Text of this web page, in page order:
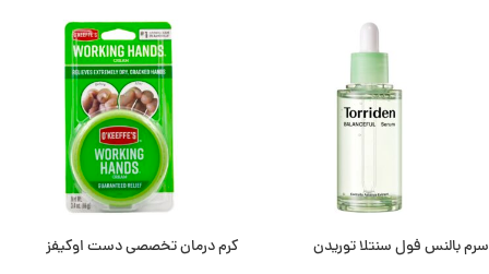
سرم بالنس فول سنتلا توریدن کرم درمان تخصصی دست اوکیفز